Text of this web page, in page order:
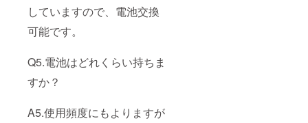
していますので、電池交換
可能です。
Q5.電池はどれくらい持ちま
すか？
A5.使用頻度にもよりますが